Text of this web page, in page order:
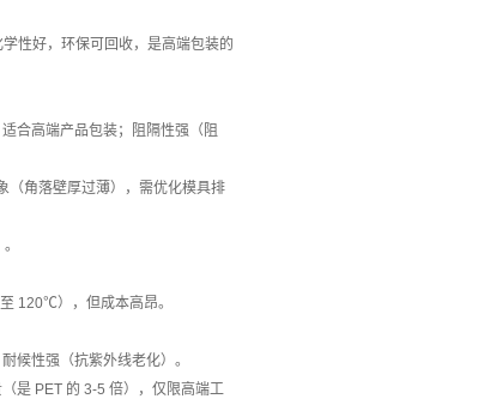
性好，环保可回收，是高端包装的
合高端产品包装；阻隔性强（阻
（角落壁厚过薄），需优化模具排
120℃），但成本高昂。
候性强（抗紫外线老化）。
是 PET 的 3-5 倍），仅限高端工